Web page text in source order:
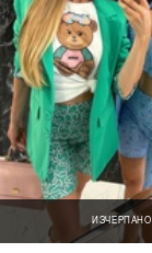
ИЗЧЕРПАНО